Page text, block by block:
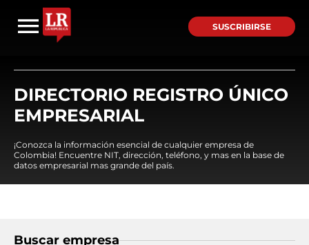
SUSCRIBIRSE
DIRECTORIO REGISTRO ÚNICO
EMPRESARIAL
¡Conozca la información esencial de cualquier empresa de
Colombia! Encuentre NIT, dirección, teléfono, y mas en la base de
datos empresarial mas grande del país.
Buscar empresa